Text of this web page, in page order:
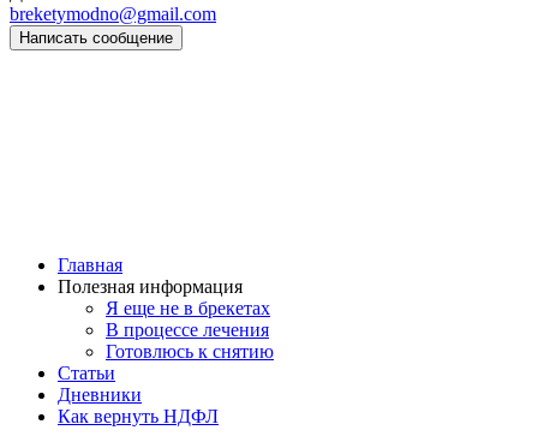
breketymodno@gmail.com
Написать сообщение
Главная
Полезная информация
Я еще не в брекетах
В процессе лечения
Готовлюсь к снятию
Статьи
Дневники
Как вернуть НДФЛ